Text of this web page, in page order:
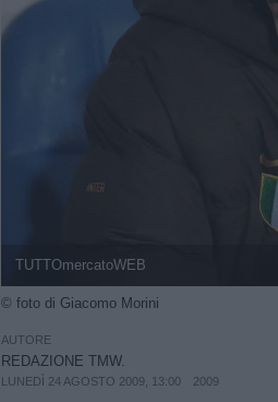
TUTTOmercatoWEB
© foto di Giacomo Morini
AUTORE
REDAZIONE TMW.
LUNEDÌ 24 AGOSTO 2009, 13:00 2009